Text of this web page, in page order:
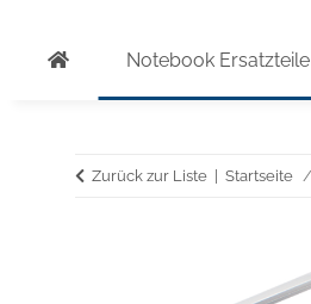
Notebook Ersatzteile
Zurück zur Liste Startseite